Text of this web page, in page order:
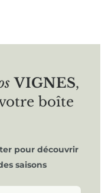
VIGNES,
boîte
pour découvrir
saisons